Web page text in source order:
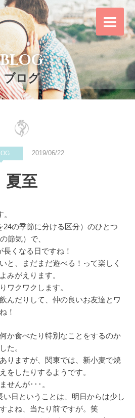
BLOG
ブログ
2019/06/22
夏至
24の季節に分ける区分）のひとつ
節気）で、
くなる日ですね！
と、まだまだ遊べる！って楽しく
みがえります。
ワクワクします。
んだりして、仲の良いお友達とワ
！
か食べたり特別なことをするのか
た。
りますが、関東では、新小麦で焼
をしたりするようです。
せんが･･･。
日ということは、明日からは少し
よね、当たり前ですが。笑